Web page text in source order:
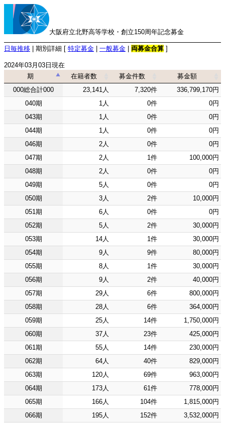
大阪府立北野高等学校・創立150周年記念募金
日毎推移 | 期別詳細 [ 特定募金 一般募金 両募金合算 ]
2024年03月03日現在
期
在籍者数 募金件数
募金額
期
在籍者数 募金件数 募金額
000総合計000 23,141人 7,320件
336,799,170円
040期
1人 0件
0円
043期
1人 0件
0円
044期
1人 0件
0円
046期
2人 0件
0円
047期
2人 1件
100,000円
048期
2人 0件
0円
049期
5人 0件
0円
050期
3人 2件
10,000円
051期
6人 0件
0円
052期
5人 2件
30,000円
053期
14人 1件
30,000円
054期
9人 9件
80,000円
055期
8人 1件
30,000円
056期
9人 2件
40,000円
057期
29人 6件
800,000円
058期
28人 6件
364,000円
059期
25人 14件
1,750,000円
060期
37人 23件
425,000円
061期
55人 14件
230,000円
062期
64人 40件
829,000円
063期
120人 69件
963,000円
064期
173人 61件
778,000円
065期
166人 104件
1,815,000円
066期
195人 152件
3,532,000円